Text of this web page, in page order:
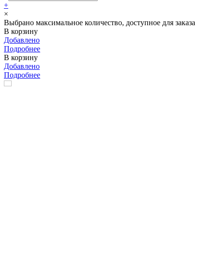
+
×
Выбрано максимальное количество, доступное для заказа
В корзину
Добавлено
Подробнее
В корзину
Добавлено
Подробнее